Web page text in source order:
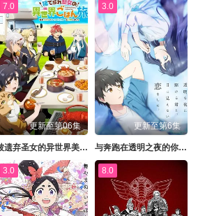
7.0
更新至第06集
被遗弃圣女的异世界美食之旅用隐藏技能召唤了露营车
3.0
更新至第6集
与奔跑在透明之夜的你，谈一场看不见的恋爱透明
3.0 8.0